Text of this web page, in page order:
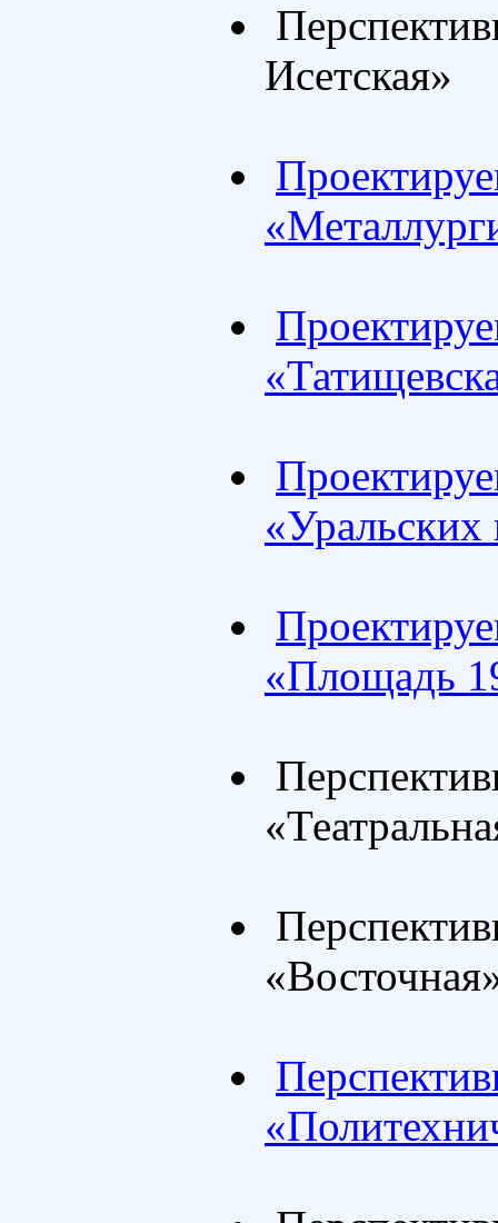
Исетская»
«Площадь